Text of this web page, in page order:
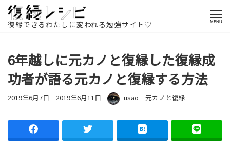
復縁できるわたしに変われる勉強サイト♡ MENU
ホームページ 記事一覧
6年越しに
元カノと復縁した復縁成功者が語る元カノと復縁する方法
6年越しに元カノと復縁した復縁成
功者が語る元カノと復縁する方法
投稿日
2019年6月7日 更新日
2019年6月11日 著者 usao カテゴリー
元カノと復縁
- - -